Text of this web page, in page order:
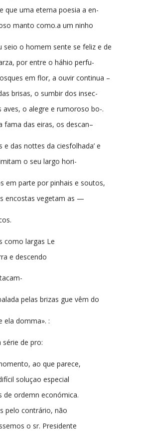
que uma eterna poesia a en-
manto como.a um ninho
o homem sente se feliz e de
por entre o háhio perfu-
em flor, a ouvir continua –
brisas, o sumbir dos insec-
o alegre e rumoroso bo-.
fama das eiras, os descan–
e das nottes da ciesfolhada’ e
o seu largo hori-
em parte por pinhais e soutos,
encostas vegetam as —
como largas Le
e descendo
pelas brizas gue vêm do
ela domma». :
de pro:
ao que parece,
soluçao especial
ordemn económica.
pelo contrário, não
o sr. Presidente